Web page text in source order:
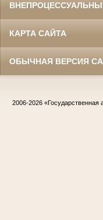
КАРТА САЙТА
ОБЫЧНАЯ ВЕРСИЯ
2006-2026 «Государственная